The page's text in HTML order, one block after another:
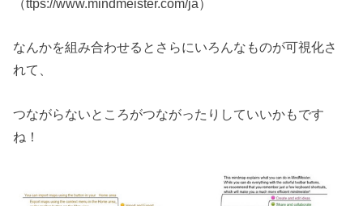
（ttps://www.mindmeister.com/ja）
なんかを組み合わせるとさらにいろんなものが可視化さ
れて、
つながらないところがつながったりしていいかもです
ね！